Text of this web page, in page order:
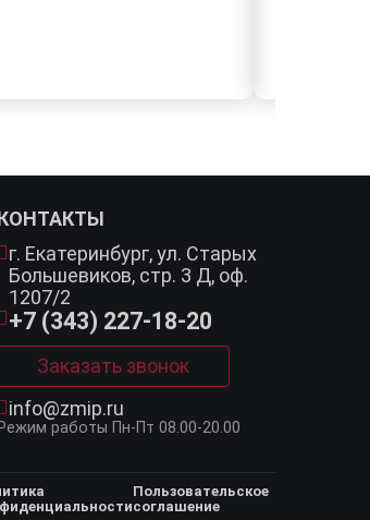
г. Екатеринбург,ул. Старых
Большевиков, стр. 3 Д, оф.
1207/2
+7 (343) 227-18-20
Заказать звонок
info@zmip.ru
Режим работы Пн-Пт 08.00-20.00
Пользовательское
соглашение